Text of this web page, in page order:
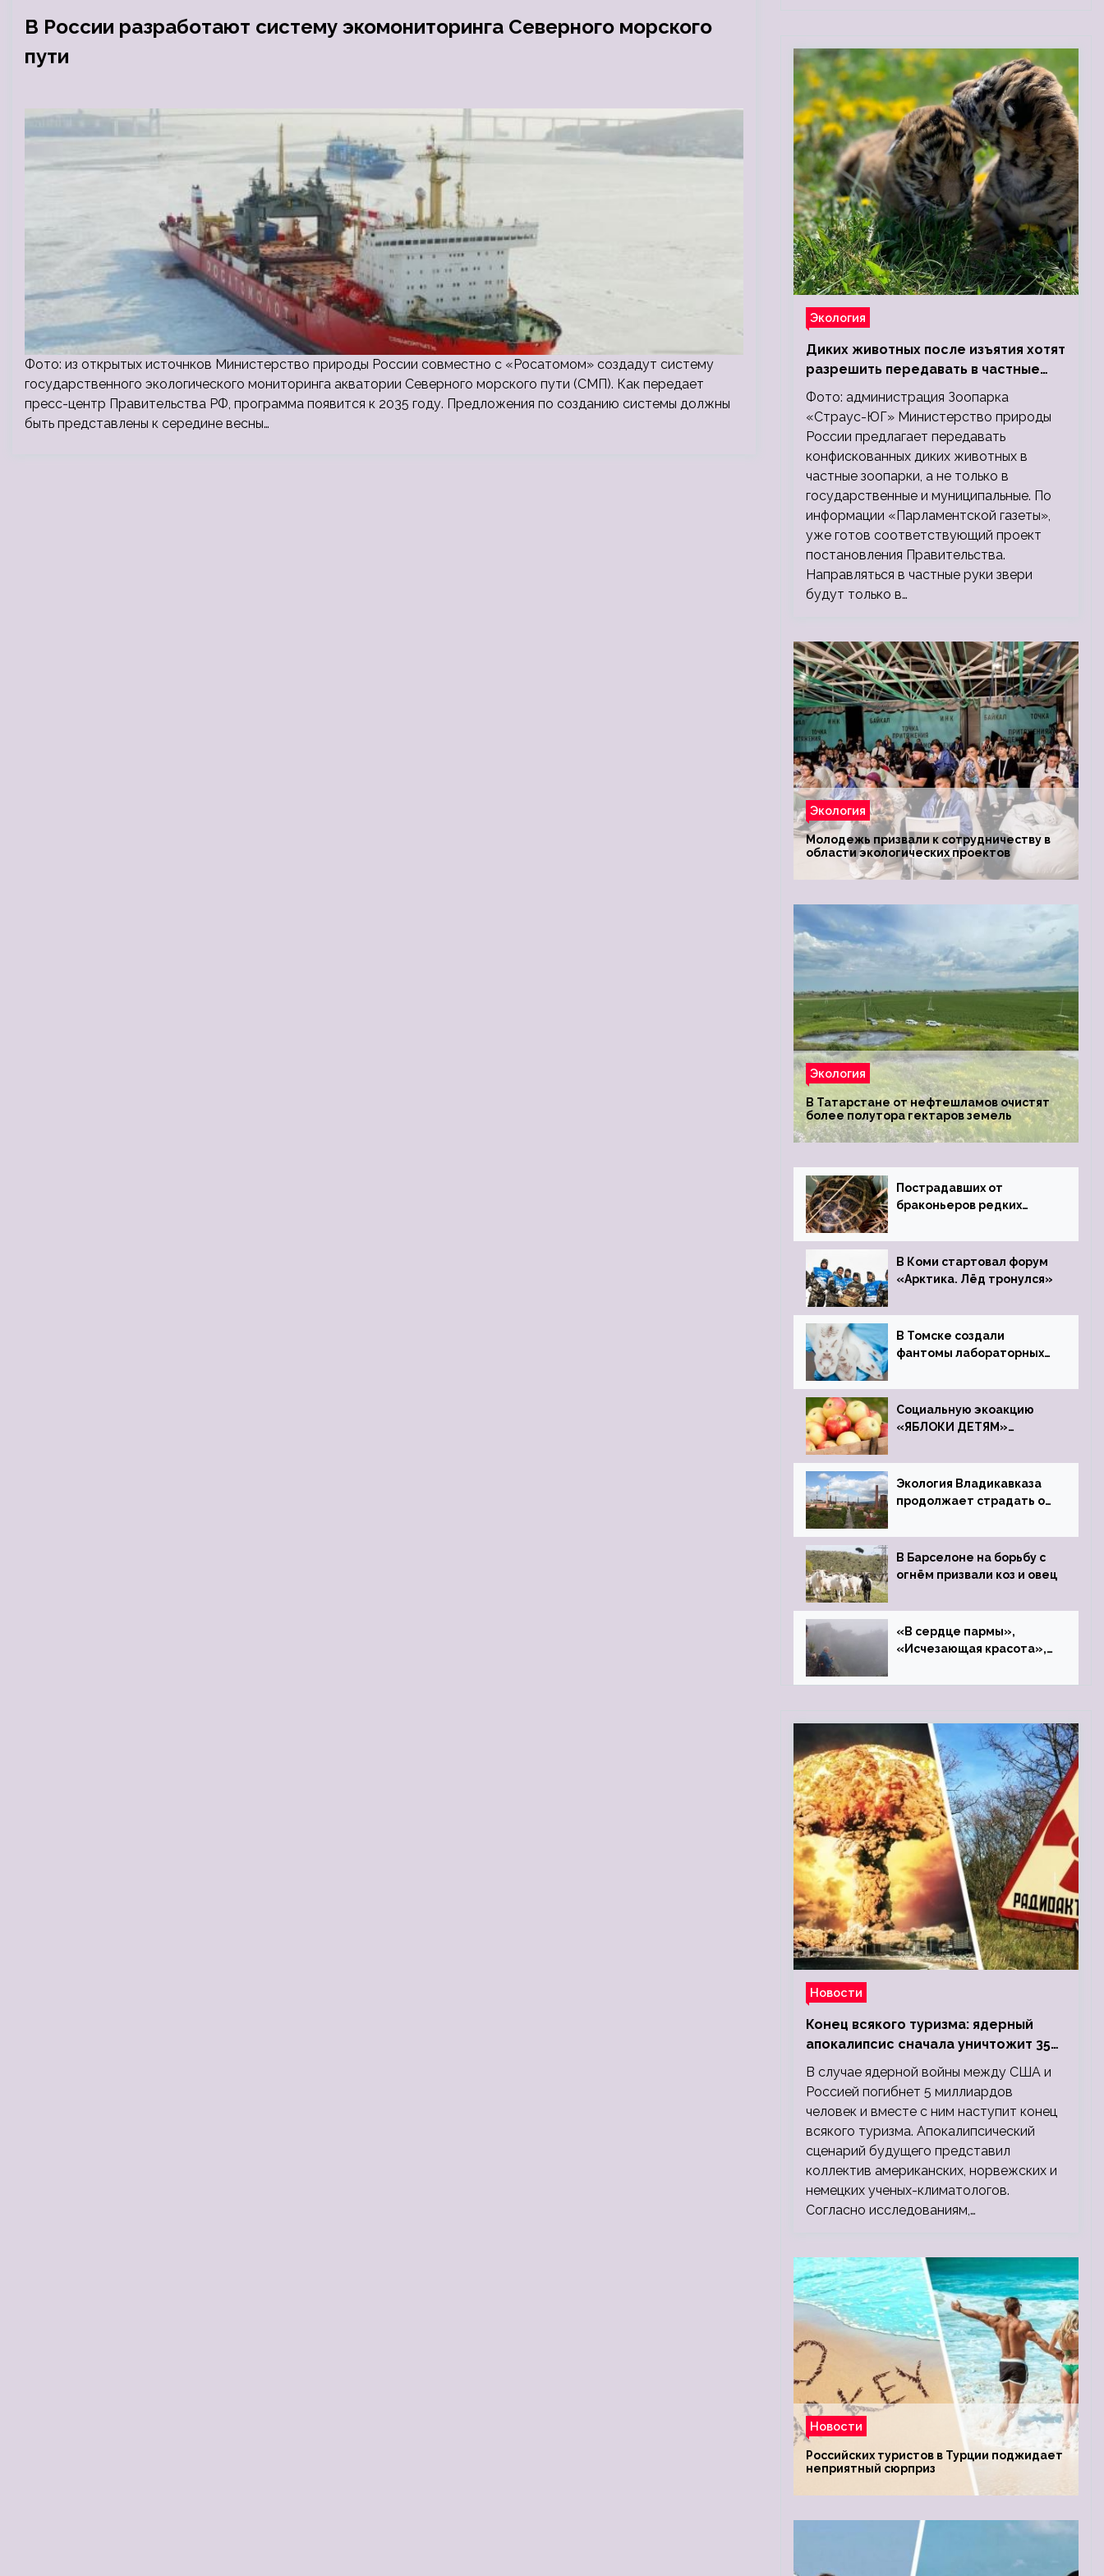
В России разработают систему экомониторинга Северного морского
пути
Фото: из открытых источнков Министерство природы России совместно с «Росатомом» создадут систему
государственного экологического мониторинга акватории Северного морского пути (СМП). Как передает
пресс-центр Правительства РФ, программа появится к 2035 году. Предложения по созданию системы должны
быть представлены к середине весны…
Экология
Диких животных после изъятия хотят
разрешить передавать в частные
зоопарки
Фото: администрация Зоопарка
«Страус-ЮГ» Министерство природы
России предлагает передавать
конфискованных диких животных в
частные зоопарки, а не только в
государственные и муниципальные. По
информации «Парламентской газеты»,
уже готов соответствующий проект
постановления Правительства.
Направляться в частные руки звери
будут только в…
Экология
Молодежь призвали к сотрудничеству в
области экологических проектов
Экология
В Татарстане от нефтешламов очистят
более полутора гектаров земель
Пострадавших от
браконьеров редких
Ростовский зоопарк
В Коми стартовал форум
«Арктика. Лёд тронулся»
В Томске создали
фантомы лабораторных
Социальную экоакцию
«ЯБЛОКИ ДЕТЯМ»
Экология Владикавказа
продолжает страдать от
завода
В Барселоне на борьбу с
огнём призвали коз и овец
«В сердце пармы»,
«Исчезающая красота»,
Новости
Конец всякого туризма: ядерный
апокалипсис сначала уничтожит 350
миллионов, а потом 5 миллиардов
людей
В случае ядерной войны между США и
Россией погибнет 5 миллиардов
человек и вместе с ним наступит конец
всякого туризма. Апокалипсический
сценарий будущего представил
коллектив американских, норвежских и
немецких ученых-климатологов.
Согласно исследованиям,…
Новости
Российских туристов в Турции поджидает
неприятный сюрприз